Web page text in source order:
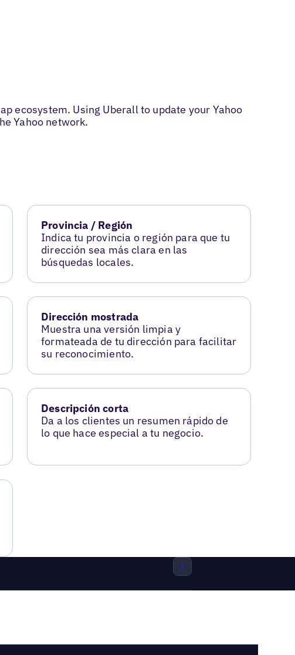
ecosystem. Using Uberall to update your Yahoo
Yahoo network.
Provincia / Región
Indica tu provincia o región para que tu
dirección sea más clara en las
búsquedas locales.
Dirección mostrada
Muestra una versión limpia y
formateada de tu dirección para facilitar
su reconocimiento.
Descripción corta
Da a los clientes un resumen rápido de
lo que hace especial a tu negocio.